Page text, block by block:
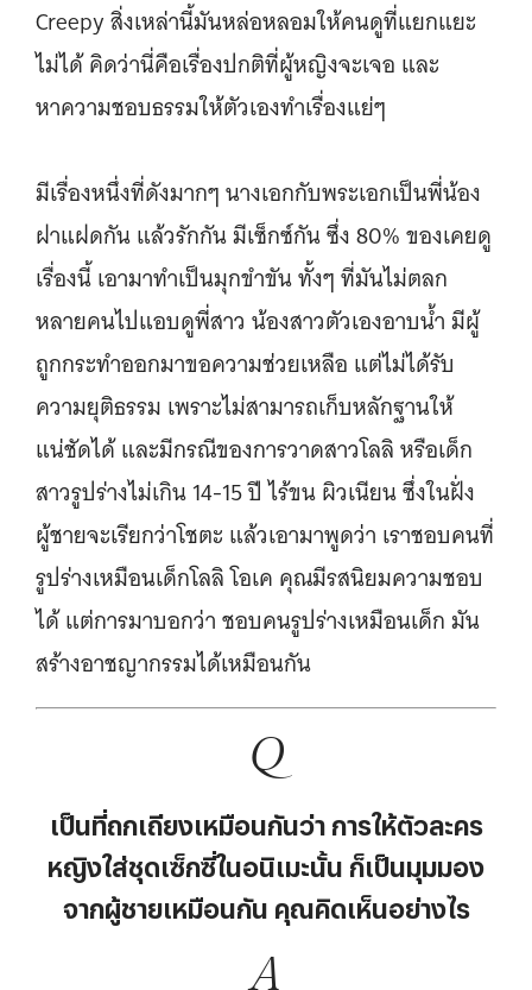
Creepy สิ่งเหล่านี้มันหล่อหลอมให้คนดูที่แยกแยะ
ไม่ได้ คิดว่านี่คือเรื่องปกติที่ผู้หญิงจะเจอ และ
หาความชอบธรรมให้ตัวเองทำเรื่องแย่ๆ
มีเรื่องหนึ่งที่ดังมากๆ นางเอกกับพระเอกเป็นพี่น้อง
ฝาแฝดกัน แล้วรักกัน มีเซ็กซ์กัน ซึ่ง 80% ของเคยดู
เรื่องนี้ เอามาทำเป็นมุกขำขัน ทั้งๆ ที่มันไม่ตลก
หลายคนไปแอบดูพี่สาว น้องสาวตัวเองอาบน้ำ มีผู้
ถูกกระทำออกมาขอความช่วยเหลือ แต่ไม่ได้รับ
ความยุติธรรม เพราะไม่สามารถเก็บหลักฐานให้
แน่ชัดได้ และมีกรณีของการวาดสาวโลลิ หรือเด็ก
สาวรูปร่างไม่เกิน 14-15 ปี ไร้ขน ผิวเนียน ซึ่งในฝั่ง
ผู้ชายจะเรียกว่าโชตะ แล้วเอามาพูดว่า เราชอบคนที่
รูปร่างเหมือนเด็กโลลิ โอเค คุณมีรสนิยมความชอบ
ได้ แต่การมาบอกว่า ชอบคนรูปร่างเหมือนเด็ก มัน
สร้างอาชญากรรมได้เหมือนกัน
Q
เป็นที่ถกเถียงเหมือนกันว่า การให้ตัวละคร
หญิงใส่ชุดเซ็กซี่ในอนิเมะนั้น ก็เป็นมุมมอง
จากผู้ชายเหมือนกัน คุณคิดเห็นอย่างไร
A